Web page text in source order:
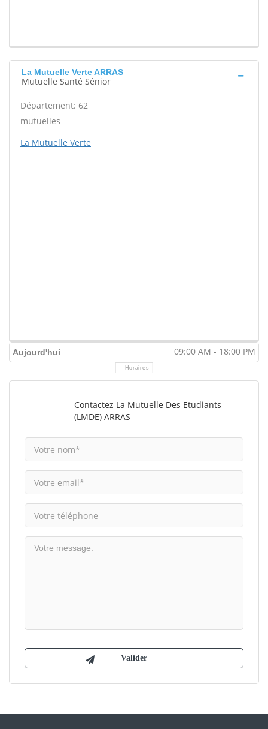
La Mutuelle Verte ARRAS
Mutuelle Santé Sénior
Département: 62
mutuelles
La Mutuelle Verte
Aujourd'hui 09:00 AM - 18:00 PM
Horaires
Contactez La Mutuelle Des Etudiants
(LMDE) ARRAS